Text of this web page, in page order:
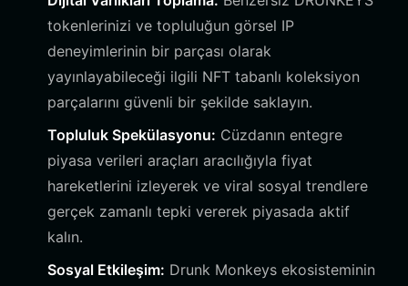
tokenlerinizi ve topluluğun görsel IP
deneyimlerinin bir parçası olarak
yayınlayabileceği ilgili NFT tabanlı koleksiyon
parçalarını güvenli bir şekilde saklayın.
Topluluk Spekülasyonu: Cüzdanın entegre
piyasa verileri araçları aracılığıyla fiyat
hareketlerini izleyerek ve viral sosyal trendlere
gerçek zamanlı tepki vererek piyasada aktif
kalın.
Sosyal Etkileşim: Drunk Monkeys ekosisteminin